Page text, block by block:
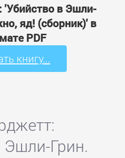
'Убийство в Эшли-
яд! (сборник)' в
PDF
книгу...
Эшли-Грин.